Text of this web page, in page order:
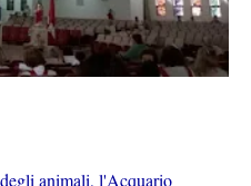
animali, l'Acquario